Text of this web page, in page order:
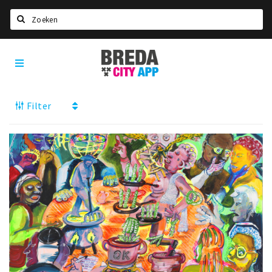
Home
Deals
Nieuws, interviews & blogs
Eten
Drinken
Slapen
Recreatief
Winkels
Breda
City
App
Filter